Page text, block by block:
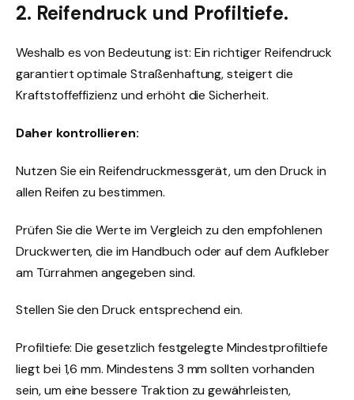
2. Reifendruck und Profiltiefe.
Weshalb es von Bedeutung ist: Ein richtiger Reifendruck
garantiert optimale Straßenhaftung, steigert die
Kraftstoffeffizienz und erhöht die Sicherheit.
Daher kontrollieren:
Nutzen Sie ein Reifendruckmessgerät, um den Druck in
allen Reifen zu bestimmen.
Prüfen Sie die Werte im Vergleich zu den empfohlenen
Druckwerten, die im Handbuch oder auf dem Aufkleber
am Türrahmen angegeben sind.
Stellen Sie den Druck entsprechend ein.
Profiltiefe: Die gesetzlich festgelegte Mindestprofiltiefe
liegt bei 1,6 mm. Mindestens 3 mm sollten vorhanden
sein, um eine bessere Traktion zu gewährleisten,